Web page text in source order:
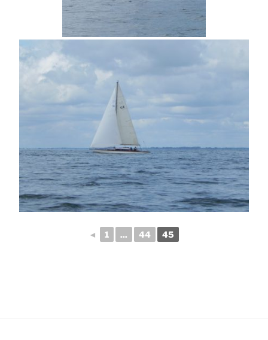
◄ 1 ... 44 45